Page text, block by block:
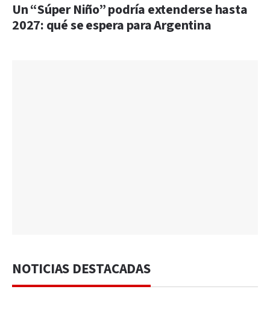
Un “Súper Niño” podría extenderse hasta
2027: qué se espera para Argentina
NOTICIAS DESTACADAS